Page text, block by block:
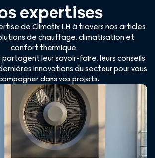
expertises
de Climatix LH à travers nos articles
de chauffage, climatisation et
confort thermique.
leur savoir-faire, leurs conseils
innovations du secteur pour vous
dans vos projets.